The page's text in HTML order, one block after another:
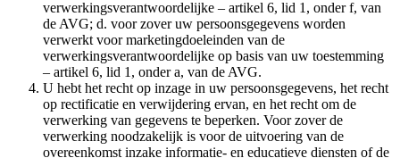
verwerkingsverantwoordelijke – artikel 6, lid 1, onder f, van
de AVG; d. voor zover uw persoonsgegevens worden
verwerkt voor marketingdoeleinden van de
verwerkingsverantwoordelijke op basis van uw toestemming
– artikel 6, lid 1, onder a, van de AVG.
U hebt het recht op inzage in uw persoonsgegevens, het recht
op rectificatie en verwijdering ervan, en het recht om de
verwerking van gegevens te beperken. Voor zover de
verwerking noodzakelijk is voor de uitvoering van de
overeenkomst inzake informatie- en educatieve diensten of de